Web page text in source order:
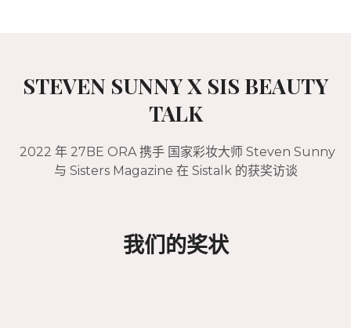
STEVEN SUNNY X SIS BEAUTY
TALK
2022 年 27BE ORA 携手 国家彩妆大师 Steven Sunny
与 Sisters Magazine 在 Sistalk 的获奖访谈
我们的奖状